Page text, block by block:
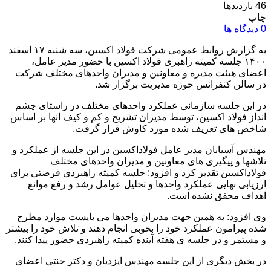
46 بازدیدها
چاپ
0 دیدگاه ها
به گزارش روابط عمومی شرکت فولاد اکسین، سه شنبه ۱۷ اسفند
۱۴۰۰ جلسه کمیته راهبری فولاد اکسین با حضور مدیر عامل،
اعضای هیئت مدیره و معاونین و مدیران واحدهای مختلف شرکت
در سالن کنفرانس حوزه مدیریت برگزار شد.
در این جلسه سازمانی عملکرد واحدهای مختلف در راستای چشم
انداز فولاد اکسین، توسط مدیران تشریح و کم و کیف انها بر اساس
شاخص های تعریف شده مورد کاوش قرار گرفت.
مهندس آسیابان مدیر عامل فولاداکسین در این جلسه از عملکرد و
تلاشها و پیگیری های معاونین و مدیران واحدهای مختلف
فولاداکسین تقدیر کرد و افزود: جلسه کمیته راهبردی فرصتی برای
ارزیابی نهایی عملکرد واحدها و تحلیل عوامل رشد و رفع موانع
اهداف محقق نشده است.
وی افزود: به همین جهت مدیران واحدها می بایست موارد مطرح
شده پیرامون عملکرد خود را بخوبی انجام دهند و تلاش خود را بیشتر
و مستمر و در جلسه ی هفته آینده کمیته راهبردی حضور پیدا کنند.
در بخش دیگری از این جلسه مهندس ایزدیان و دکتر جنتی اعضای